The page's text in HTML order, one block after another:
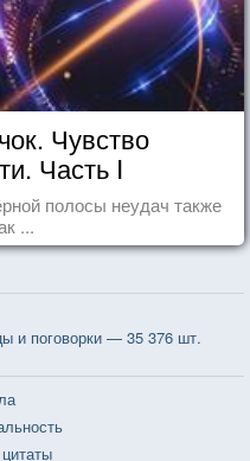
Чувство
Часть I
полосы неудач также
...
и поговорки — 35 376 шт.